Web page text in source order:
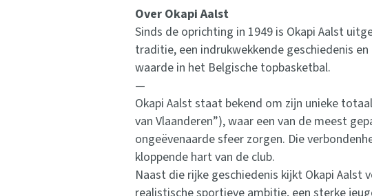
Over Okapi Aalst
Sinds de oprichting in 1949 is Okapi Aalst
traditie, een indrukwekkende geschiedenis
waarde in het Belgische topbasketbal.
—
Okapi Aalst staat bekend om zijn unieke
van Vlaanderen”), waar een van de meest
ongeëvenaarde sfeer zorgen. Die
kloppende hart van de club.
Naast die rijke geschiedenis kijkt Okapi